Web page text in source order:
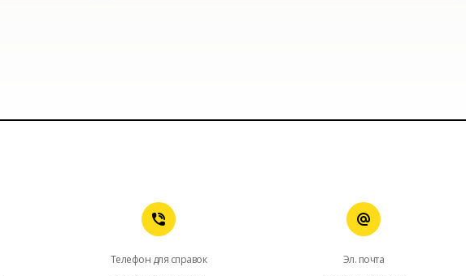
Телефон для справок Эл. почта